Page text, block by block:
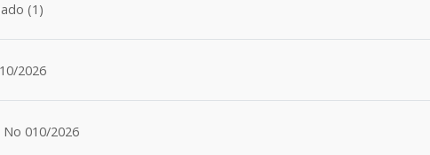
(1)
2026
No 010/2026